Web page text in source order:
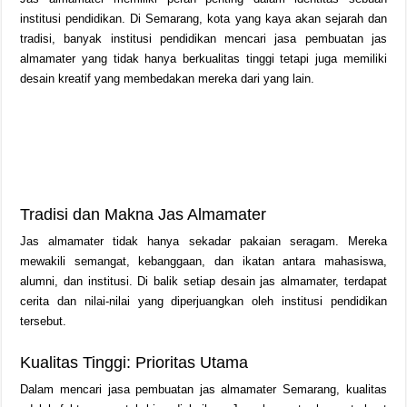
institusi pendidikan. Di Semarang, kota yang kaya akan sejarah dan
tradisi, banyak institusi pendidikan mencari jasa pembuatan jas
almamater yang tidak hanya berkualitas tinggi tetapi juga memiliki
desain kreatif yang membedakan mereka dari yang lain.
Tradisi dan Makna Jas Almamater
Jas almamater tidak hanya sekadar pakaian seragam. Mereka
mewakili semangat, kebanggaan, dan ikatan antara mahasiswa,
alumni, dan institusi. Di balik setiap desain jas almamater, terdapat
cerita dan nilai-nilai yang diperjuangkan oleh institusi pendidikan
tersebut.
Kualitas Tinggi: Prioritas Utama
Dalam mencari jasa pembuatan jas almamater Semarang, kualitas